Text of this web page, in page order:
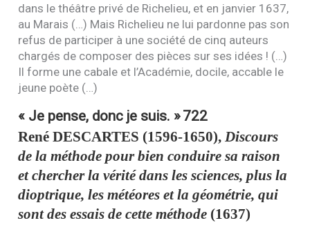
dans le théâtre privé de Richelieu, et en janvier 1637,
au Marais (…) Mais Richelieu ne lui pardonne pas son
refus de participer à une société de cinq auteurs
chargés de composer des pièces sur ses idées ! (…)
Il forme une cabale et l’Académie, docile, accable le
jeune poète (…)
« Je pense, donc je suis. »722
RenéDESCARTES (1596-1650), Discours
de la méthode pour bien conduire sa raison
et chercher la vérité dans les sciences, plus la
dioptrique, les météores et la géométrie, qui
sont des essais de cette méthode (1637)